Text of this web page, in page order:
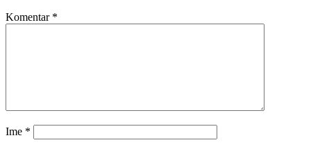
Komentar *
Ime *